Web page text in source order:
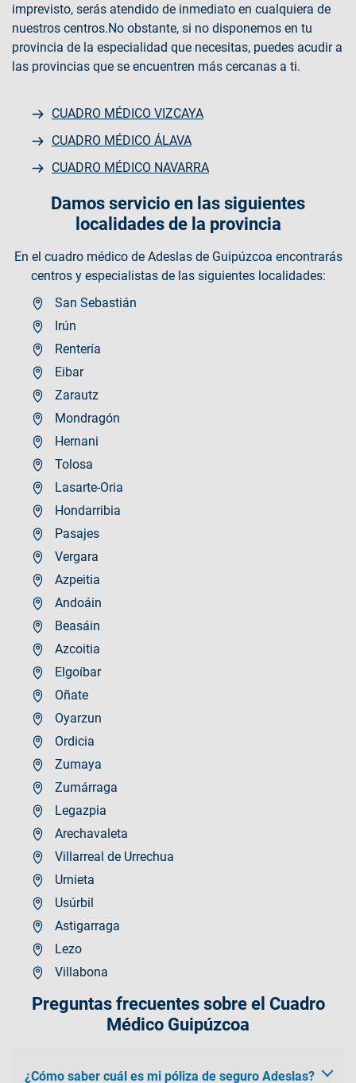
imprevisto, serás atendido de inmediato en cualquiera de
nuestros centros.No obstante, si no disponemos en tu
provincia de la especialidad que necesitas, puedes acudir a
las provincias que se encuentren más cercanas a ti.
CUADRO MÉDICO VIZCAYA
CUADRO MÉDICO ÁLAVA
CUADRO MÉDICO NAVARRA
Damos servicio en las siguientes
localidades de la provincia
En el cuadro médico de Adeslas de Guipúzcoa encontrarás
centros y especialistas de las siguientes localidades:
San Sebastián
Irún
Rentería
Eibar
Zarautz
Mondragón
Hernani
Tolosa
Lasarte-Oria
Hondarribia
Pasajes
Vergara
Azpeitia
Andoáin
Beasáin
Azcoitia
Elgoíbar
Oñate
Oyarzun
Ordicia
Zumaya
Zumárraga
Legazpia
Arechavaleta
Villarreal de Urrechua
Urnieta
Usúrbil
Astigarraga
Lezo
Villabona
Preguntas frecuentes sobre el Cuadro
Médico Guipúzcoa
¿Cómo saber cuál es mi póliza de seguro Adeslas?